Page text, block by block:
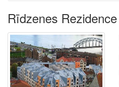
Rīdzenes Rezidence